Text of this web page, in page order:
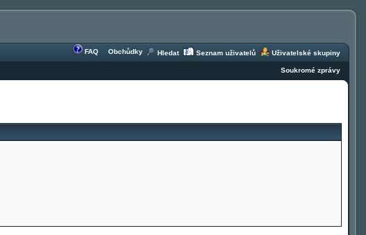
FAQ Obchůdky Hledat Seznam uživatelů Uživatelské skupiny
Soukromé zprávy